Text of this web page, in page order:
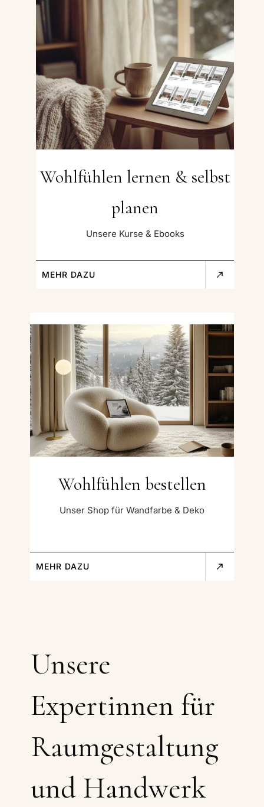
Wohlfühlen lernen & selbst
planen
Unsere Kurse & Ebooks
MEHR DAZU
Wohlfühlen bestellen
Unser Shop für Wandfarbe & Deko
MEHR DAZU
Unsere
Expertinnen für
Raumgestaltung
und Handwerk